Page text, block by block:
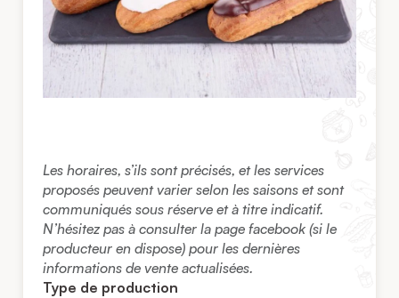
Les horaires, s’ils sont précisés, et les services
proposés peuvent varier selon les saisons et sont
communiqués sous réserve et à titre indicatif.
N’hésitez pas à consulter la page facebook (si le
producteur en dispose) pour les dernières
informations de vente actualisées.
Type de production